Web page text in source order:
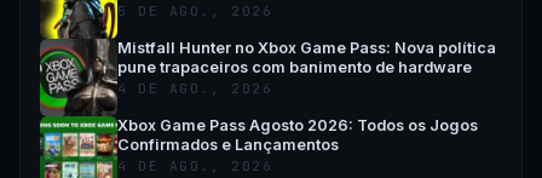
5 DE AGO., 2026
Mistfall Hunter no Xbox Game Pass: Nova política
pune trapaceiros com banimento de hardware
4 DE AGO., 2026
Xbox Game Pass Agosto 2026: Todos os Jogos
Confirmados e Lançamentos
4 DE AGO., 2026